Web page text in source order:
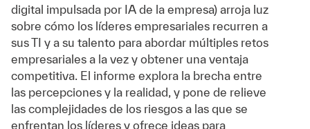
digital impulsada por IA de la empresa) arroja luz
sobre cómo los líderes empresariales recurren a
sus TI y a su talento para abordar múltiples retos
empresariales a la vez y obtener una ventaja
competitiva. El informe explora la brecha entre
las percepciones y la realidad, y pone de relieve
las complejidades de los riesgos a las que se
enfrentan los líderes y ofrece ideas para